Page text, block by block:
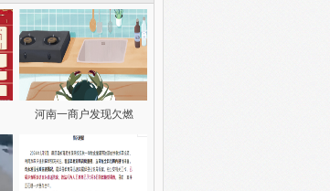
河南一商户发现欠燃